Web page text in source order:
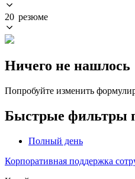
20 резюме
Ничего не нашлось
Попробуйте изменить
Быстрые фильтры
Полный день
Корпоративная поддержка